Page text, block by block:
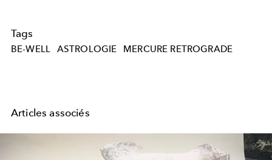
Tags
BE-WELL ASTROLOGIE MERCURE RETROGRADE
Articles associés